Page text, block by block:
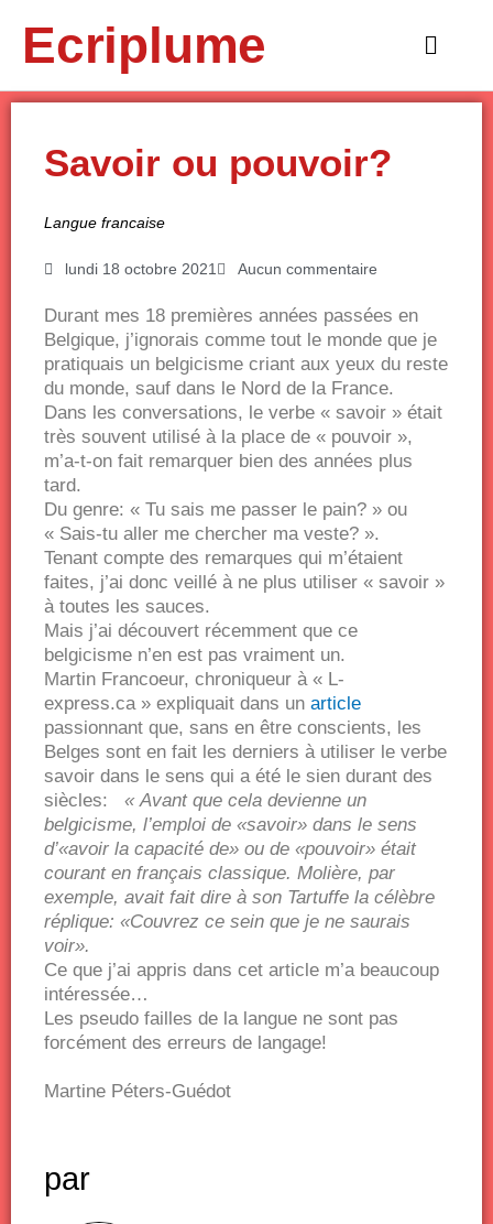
contenuEcriplume
Main
Savoir ou pouvoir?
Langue francaise
lundi 18 octobre 2021 Aucun commentaire
Durant mes 18 premières années passées en
Belgique, j’ignorais comme tout le monde que je
pratiquais un belgicisme criant aux yeux du reste
du monde, sauf dans le Nord de la France.
Dans les conversations, le verbe « savoir » était
très souvent utilisé à la place de « pouvoir »,
m’a-t-on fait remarquer bien des années plus
tard.
Du genre: « Tu sais me passer le pain? » ou
« Sais-tu aller me chercher ma veste? ».
Tenant compte des remarques qui m’étaient
faites, j’ai donc veillé à ne plus utiliser « savoir »
à toutes les sauces.
Mais j’ai découvert récemment que ce
belgicisme n’en est pas vraiment un.
Martin Francoeur, chroniqueur à « L-
express.ca » expliquait dans un article
passionnant que, sans en être conscients, les
Belges sont en fait les derniers à utiliser le verbe
savoir dans le sens qui a été le sien durant des
siècles: « Avant que cela devienne un
belgicisme, l’emploi de «savoir» dans le sens
d’«avoir la capacité de» ou de «pouvoir» était
courant en français classique. Molière, par
exemple, avait fait dire à son Tartuffe la célèbre
réplique: «Couvrez ce sein que je ne saurais
voir».
Ce que j’ai appris dans cet article m’a beaucoup
intéressée…
Les pseudo failles de la langue ne sont pas
forcément des erreurs de langage!
Martine Péters-Guédot
par